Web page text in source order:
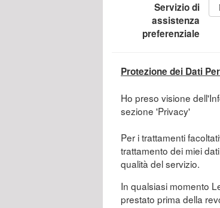
Servizio di
assistenza
preferenziale
Protezione dei Dati
Ho preso visione
sezione 'Privacy'
Per i trattamenti
trattamento dei miei
qualità del servizio.
In qualsiasi momento
prestato prima della